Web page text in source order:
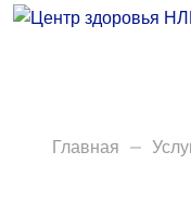
Главная